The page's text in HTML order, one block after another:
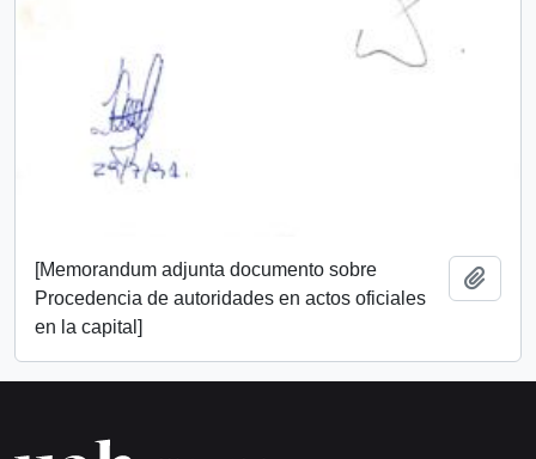
[Memorandum adjunta documento sobre
Procedencia de autoridades en actos oficiales
en la capital]